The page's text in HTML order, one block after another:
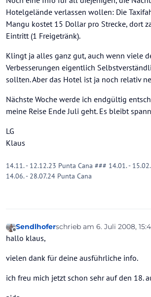
Hotelgelände verlassen wollen: Die
Mangu kostet 15 Dollar pro Strecke, dort
Eintritt (1 Freigetränk).
Klingt ja alles ganz gut, auch wenn viele
Verbesserungen eigentlich
sollten. Aber das Hotel ist ja noch relativ
Nächste Woche werde ich endgültig
meine Reise Ende Juli geht. Es bleibt
LG
Klaus
14.11. - 12.12.23 Punta Cana ### 14.01. -
14.06. - 28.07.24 Punta Cana
Offline
Sendlhoferschrieb am 6. Juli 2008,
zuletzt editiert von
hallo klaus,
vielen dank für deine ausführliche info.
ich freu mich jetzt schon sehr auf den 18.